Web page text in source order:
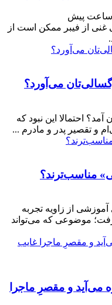
غنی از فیبر ممکن است از
می‌آورد؟
احتمالا این نبود که
و تقصیر پدر و مادرم ...
مناسب‌ترند؟
از زاویه تجربه
موضوعی که می‌تواند
می‌آید و مقصرِ ماجرا